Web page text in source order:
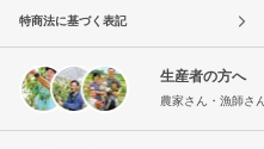
特商法に基づく表記
生産者の方へ
農家さん・漁師さ